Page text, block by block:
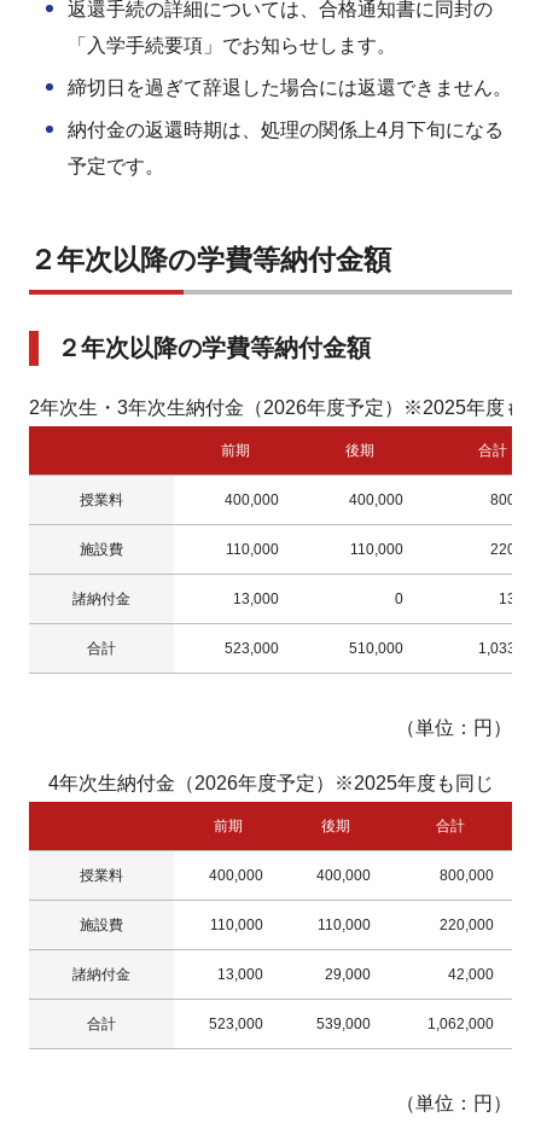
返還手続の詳細については、合格通知書に同封の
「入学手続要項」でお知らせします。
締切日を過ぎて辞退した場合には返還できません。
納付金の返還時期は、処理の関係上4月下旬になる
予定です。
２年次以降の学費等納付金額
２年次以降の学費等納付金額
2年次生・3年次生納付金（2026年度予定）※2025年度も
前期 後期 合計
授業料 400,000 400,000
施設費 110,000 110,000
諸納付金 13,000 0
合計 523,000 510,000
（単位：円）
4年次生納付金（2026年度予定）※2025年度も同じ
前期 後期 合計
授業料 400,000 400,000 800,000
施設費 110,000 110,000 220,000
諸納付金 13,000 29,000 42,000
合計 523,000 539,000 1,062,000
（単位：円）